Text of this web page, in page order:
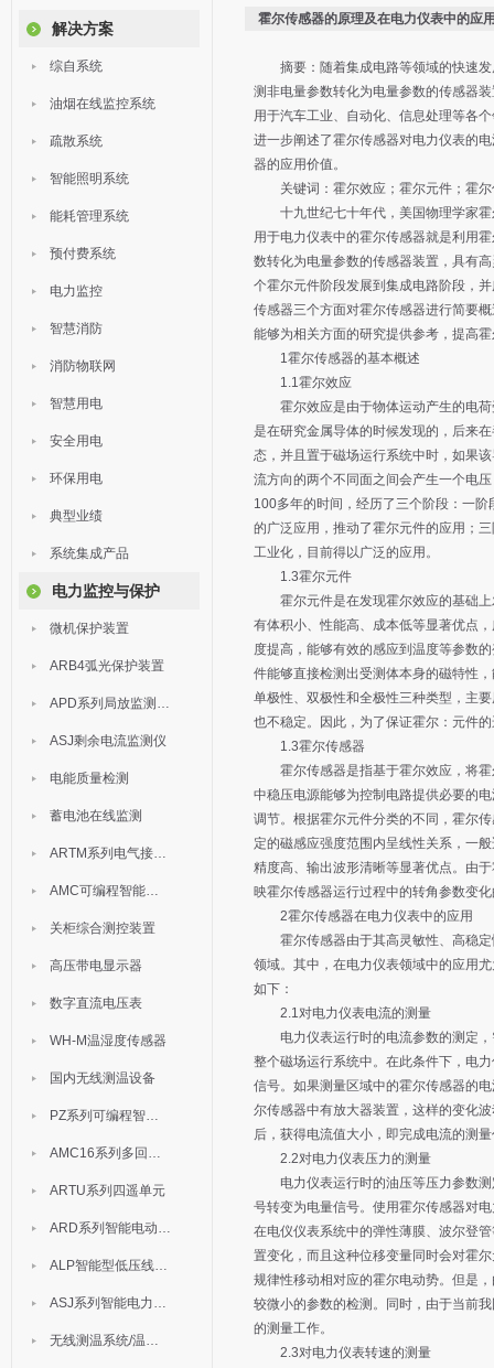
解决方案
综自系统
油烟在线监控系统
疏散系统
智能照明系统
能耗管理系统
预付费系统
电力监控
智慧消防
消防物联网
智慧用电
安全用电
环保用电
典型业绩
系统集成产品
电力监控与保护
微机保护装置
ARB4弧光保护装置
APD系列局放监测装置
ASJ剩余电流监测仪
电能质量检测
蓄电池在线监测
ARTM系列电气接点测温装置
AMC可编程智能电测表
关柜综合测控装置
高压带电显示器
数字直流电压表
WH-M温湿度传感器
国内无线测温设备
PZ系列可编程智能表
AMC16系列多回路监控装置
ARTU系列四遥单元
ARD系列智能电动机保护器
ALP智能型低压线路保护装置
ASJ系列智能电力继电器
无线测温系统/温度巡检
霍尔传感器的原理及在电力仪表中的应
摘要：随着集成电路等领域的快速发
测非电量参数转化为电量参数的传感器
用于汽车工业、自动化、信息处理等各
进一步阐述了霍尔传感器对电力仪表的
器的应用价值。
关键词：霍尔效应；霍尔元件；霍尔
十九世纪七十年代，美国物理学家霍
用于电力仪表中的霍尔传感器就是利用
数转化为电量参数的传感器装置，具有
个霍尔元件阶段发展到集成电路阶段，
传感器三个方面对霍尔传感器进行简要
能够为相关方面的研究提供参考，提高
1霍尔传感器的基本概述
1.1霍尔效应
霍尔效应是由于物体运动产生的电荷
是在研究金属导体的时候发现的，后来
态，并且置于磁场运行系统中时，如果
流方向的两个不同面之间会产生一个电
100多年的时间，经历了三个阶段：一
的广泛应用，推动了霍尔元件的应用；
工业化，目前得以广泛的应用。
1.3霍尔元件
霍尔元件是在发现霍尔效应的基础上
有体积小、性能高、成本低等显著优点
度提高，能够有效的感应到温度等参数
件能够直接检测出受测体本身的磁特性
单极性、双极性和全极性三种类型，主
也不稳定。因此，为了保证霍尔：元件
1.3霍尔传感器
霍尔传感器是指基于霍尔效应，将霍
中稳压电源能够为控制电路提供必要的
调节。根据霍尔元件分类的不同，霍尔
定的磁感应强度范围内呈线性关系，一
精度高、输出波形清晰等显著优点。由
映霍尔传感器运行过程中的转角参数变
2霍尔传感器在电力仪表中的应用
霍尔传感器由于其高灵敏性、高稳定
领域。其中，在电力仪表领域中的应用
如下：
2.1对电力仪表电流的测量
电力仪表运行时的电流参数的测定，
整个磁场运行系统中。在此条件下，电
信号。如果测量区域中的霍尔传感器的
尔传感器中有放大器装置，这样的变化
后，获得电流值大小，即完成电流的测
2.2对电力仪表压力的测量
电力仪表运行时的油压等压力参数测
号转变为电量信号。使用霍尔传感器对
在电仪仪表系统中的弹性薄膜、波尔登
置变化，而且这种位移变量同时会对霍
规律性移动相对应的霍尔电动势。但是
较微小的参数的检测。同时，由于当前
的测量工作。
2.3对电力仪表转速的测量